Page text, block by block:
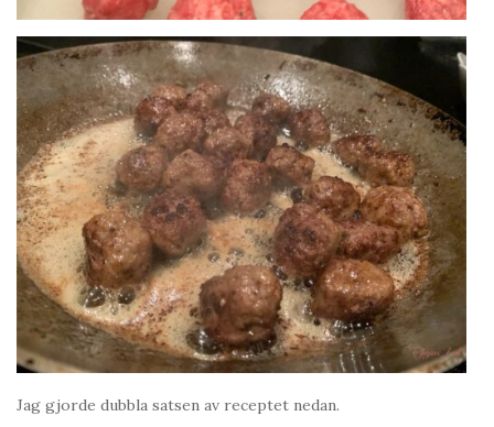
Jag gjorde dubbla satsen av receptet nedan.